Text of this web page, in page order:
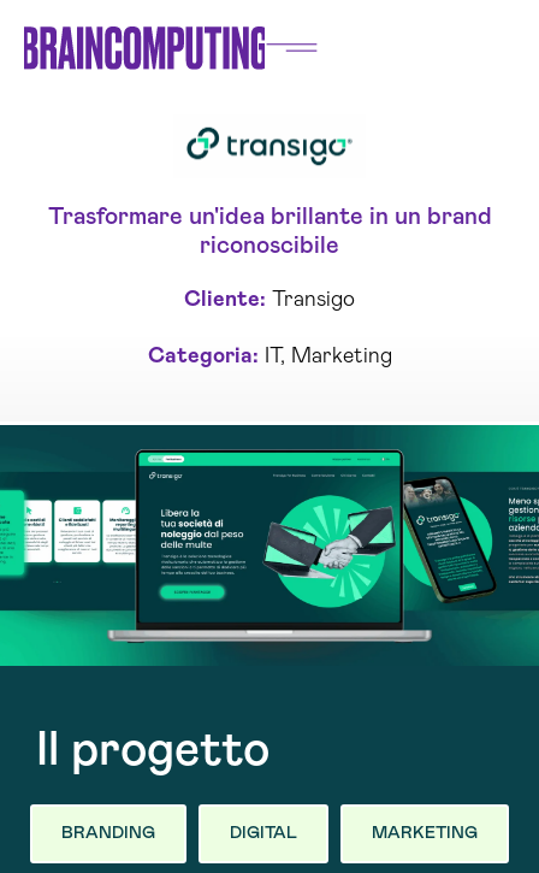
Trasformare un'idea brillante in un brand
riconoscibile
Cliente: Transigo
Categoria: IT, Marketing
Il progetto
BRANDING DIGITAL MARKETING